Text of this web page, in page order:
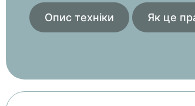
Опис техніки Як це